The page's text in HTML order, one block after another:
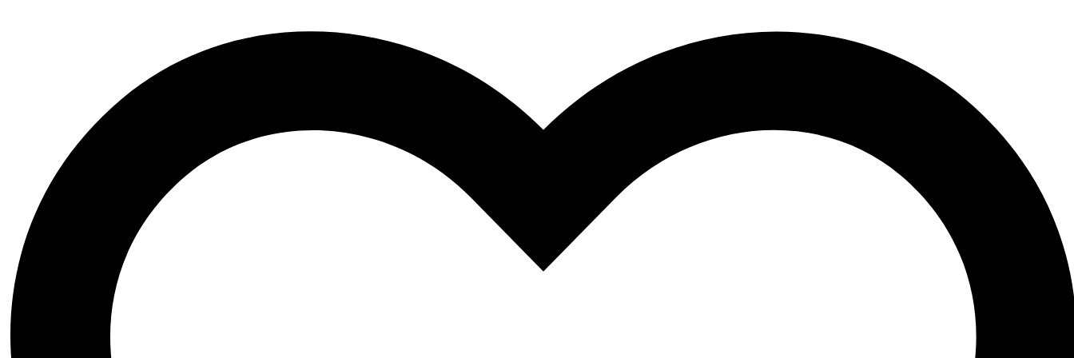
I Preferiti della Bautique
Solo il meglio per il tuo Cavalier! Scopri i prodotti più amati della nostraMeraviglia Bautique , selezionati con cura per regalare comfort, stile e benessere al tuo amico a quattro zampe.
Quick view Aggiungi alla Lista desideri
Sinfonia 7 – Maschera Ristrutturante Bio
Fascia di prezzo: da 37,00 € a 55,00 €
Questo prodotto ha più varianti. Le opzioni possono essere scelte nella pagina del prodotto
Aggiungi alla Lista desideri
Glow Regale – Azione ristrutturante e protettiva